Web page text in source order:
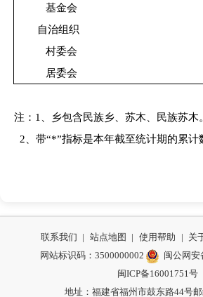
基金会
自治组织
村委会
居委会
注：1、乡包含民族乡、苏木、民族苏木。
2、带“*”指标是本年截至统计期的累计
联系我们 | 站点地图 | 使用帮助 | 关
网站标识码：3500000002
闽公网安
闽ICP备16001751号
地址：福建省福州市鼓东路44号